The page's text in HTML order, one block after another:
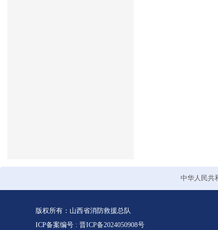
中华人民共
版权所有：山西省消防救援总队
ICP备案编号 : 晋ICP备2024050908号